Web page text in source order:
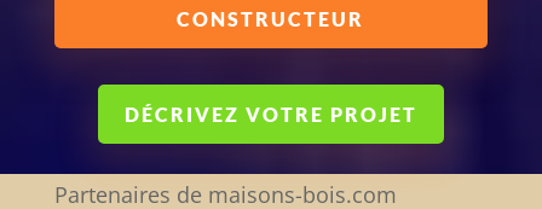
CONSTRUCTEUR
DÉCRIVEZ VOTRE PROJET
Partenaires de maisons-bois.com